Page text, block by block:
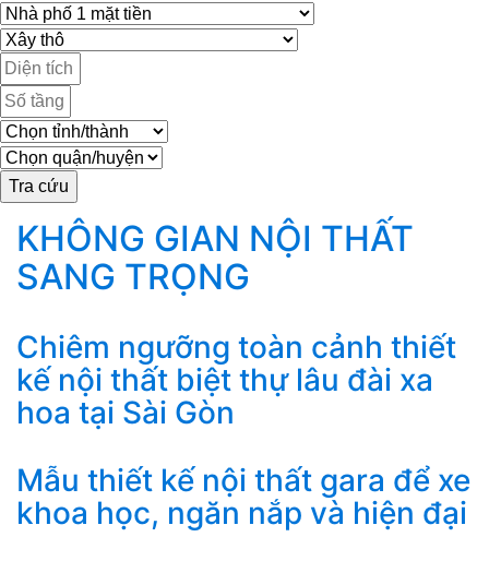
KHÔNG GIAN NỘI THẤT
SANG TRỌNG
Chiêm ngưỡng toàn cảnh thiết
kế nội thất biệt thự lâu đài xa
hoa tại Sài Gòn
Mẫu thiết kế nội thất gara để xe
khoa học, ngăn nắp và hiện đại